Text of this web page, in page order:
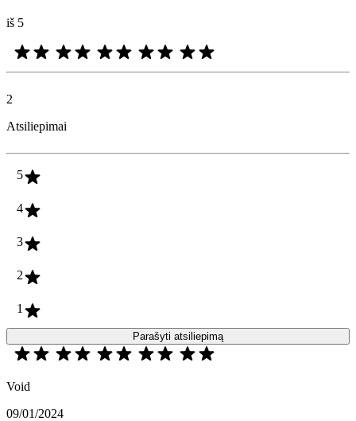
iš 5
2
Atsiliepimai
5
4
3
2
1
Parašyti atsiliepimą
Void
09/01/2024